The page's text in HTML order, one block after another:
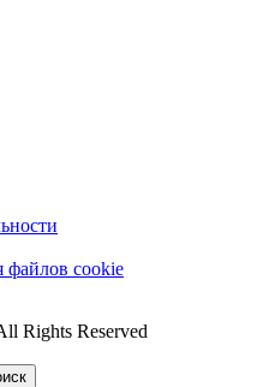
файлов cookie
Rights Reserved